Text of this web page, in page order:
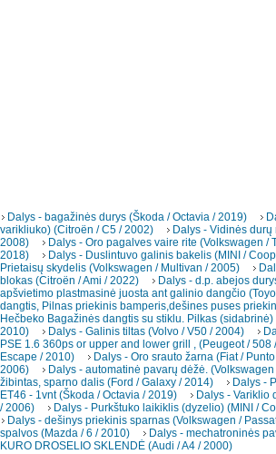
Dalys - bagažinės durys (Škoda / Octavia / 2019)
varikliuko) (Citroën / C5 / 2002)
Dalys - Vidinės
2008)
Dalys - Oro pagalves vaire rite (Volkswagen /
2018)
Dalys - Duslintuvo galinis bakelis (MINI /
Prietaisų skydelis (Volkswagen / Multivan / 2005)
blokas (Citroën / Ami / 2022)
Dalys - d.p. abejos
apšvietimo plastmasinė juosta ant galinio dangčio
dangtis, Pilnas priekinis bamperis,dešines puses
Hečbeko Bagažinės dangtis su stiklu. Pilkas
2010)
Dalys - Galinis tiltas (Volvo / V50 / 2004)
PSE 1.6 360ps or upper and lower grill , (Peugeot / 508
Escape / 2010)
Dalys - Oro srauto žarna (Fiat /
2006)
Dalys - automatinė pavarų dėžė.
žibintas, sparno dalis (Ford / Galaxy / 2014)
Dalys -
ET46 - 1vnt (Škoda / Octavia / 2019)
Dalys - Variklio
/ 2006)
Dalys - Purkštuko laikiklis (dyzelio) (MINI /
Dalys - dešinys priekinis sparnas (Volkswagen /
spalvos (Mazda / 6 / 2010)
Dalys - mechatroninės
KURO DROSELIO SKLENDĖ (Audi / A4 / 2000)